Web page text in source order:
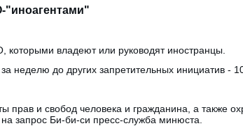
"иноагентами"
которыми владеют или руководят иностранцы.
неделю до других запретительных инициатив -
прав и свобод человека и гражданина, а также
запрос Би-би-си пресс-служба минюста.